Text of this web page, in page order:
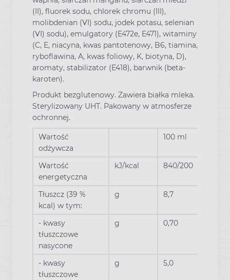
(II), fluorek sodu, chlorek chromu (III),
molibdenian (VI) sodu, jodek potasu, selenian
(VI) sodu), emulgatory (E472e, E471), witaminy
(C, E, niacyna, kwas pantotenowy, B6, tiamina,
ryboflawina, A, kwas foliowy, K, biotyna, D),
aromaty, stabilizator (E418), barwnik (beta-
karoten).
Produkt bezglutenowy. Zawiera białka mleka.
Sterylizowany UHT. Pakowany w atmosferze
ochronnej.
Wartość
odżywcza
100 ml
Wartość
energetyczna
kJ/kcal 840/200
Tłuszcz (39 %
kcal) w tym:
g 8,7
- kwasy
tłuszczowe
nasycone
g 0,70
- kwasy
tłuszczowe
g 5,0